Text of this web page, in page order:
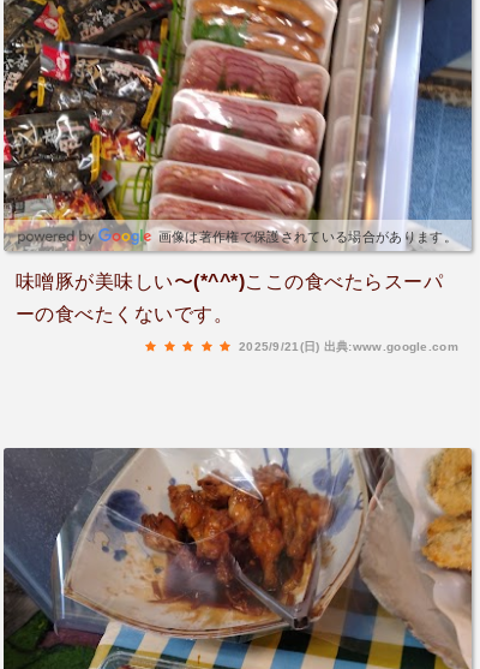
画像は著作権で保護されている場合があります。
味噌豚が美味しい〜(*^^*)ここの食べたらスーパ
ーの食べたくないです。
2025/9/21(日) 出典:www.google.com